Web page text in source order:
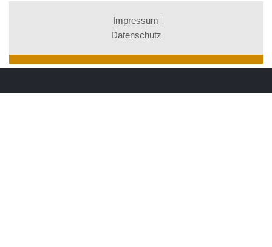
Impressum
Datenschutz